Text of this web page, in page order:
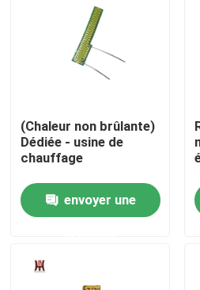
Visite d'usine
Contrôle de qualité
Nouvelles
Appareil de chauffage de film
(Chaleur non brûlante)
Dédiée - usine de
chauffage
envoyer une